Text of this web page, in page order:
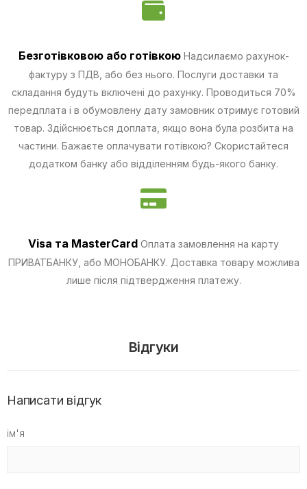
Безготівковою або готівкою Надсилаємо рахунок-
фактуру з ПДВ, або без нього. Послуги доставки та
складання будуть включені до рахунку. Проводиться 70%
передплата і в обумовлену дату замовник отримує готовий
товар. Здійснюється доплата, якщо вона була розбита на
частини. Бажаєте оплачувати готівкою? Скористайтеся
додатком банку або відділенням будь-якого банку.
Visa та MasterCard Оплата замовлення на карту
ПРИВАТБАНКУ, або МОНОБАНКУ. Доставка товару можлива
лише після підтвердження платежу.
Відгуки
Написати відгук
ім'я